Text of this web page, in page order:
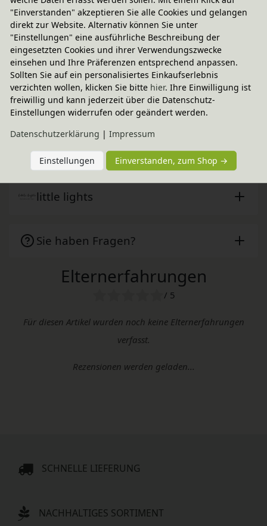
Fairer Paketversand
14,95 € innerhalb ...
Sofort lieferbar- Versand am Montag!
CO2-neutraler Paketversand
weitere Informationen
Technische Daten
little lights
Sie haben Fragen?
Elternerfahrungen
/ 5
Für diesen Artikel wurden noch keine Elternerfahrungen
verfasst.
Rezensionen werden geladen...
SCHNELLE LIEFERUNG
NACHHALTIGES SORTIMENT
"Einverstanden" akzeptieren Sie alle Cookies und gelangen
direkt zur Website. Alternativ können Sie unter
"Einstellungen" eine ausführliche Beschreibung der
eingesetzten Cookies und ihrer Verwendungszwecke
einsehen und Ihre Präferenzen entsprechend anpassen.
Sollten Sie auf ein personalisiertes Einkaufserlebnis
verzichten wollen, klicken Sie bitte hier. Ihre Einwilligung ist
freiwillig und kann jederzeit über die Datenschutz-
Einstellungen widerrufen oder geändert werden.
Daten­schutz­erklärung | Impressum
Einstellungen Einverstanden, zum Shop →